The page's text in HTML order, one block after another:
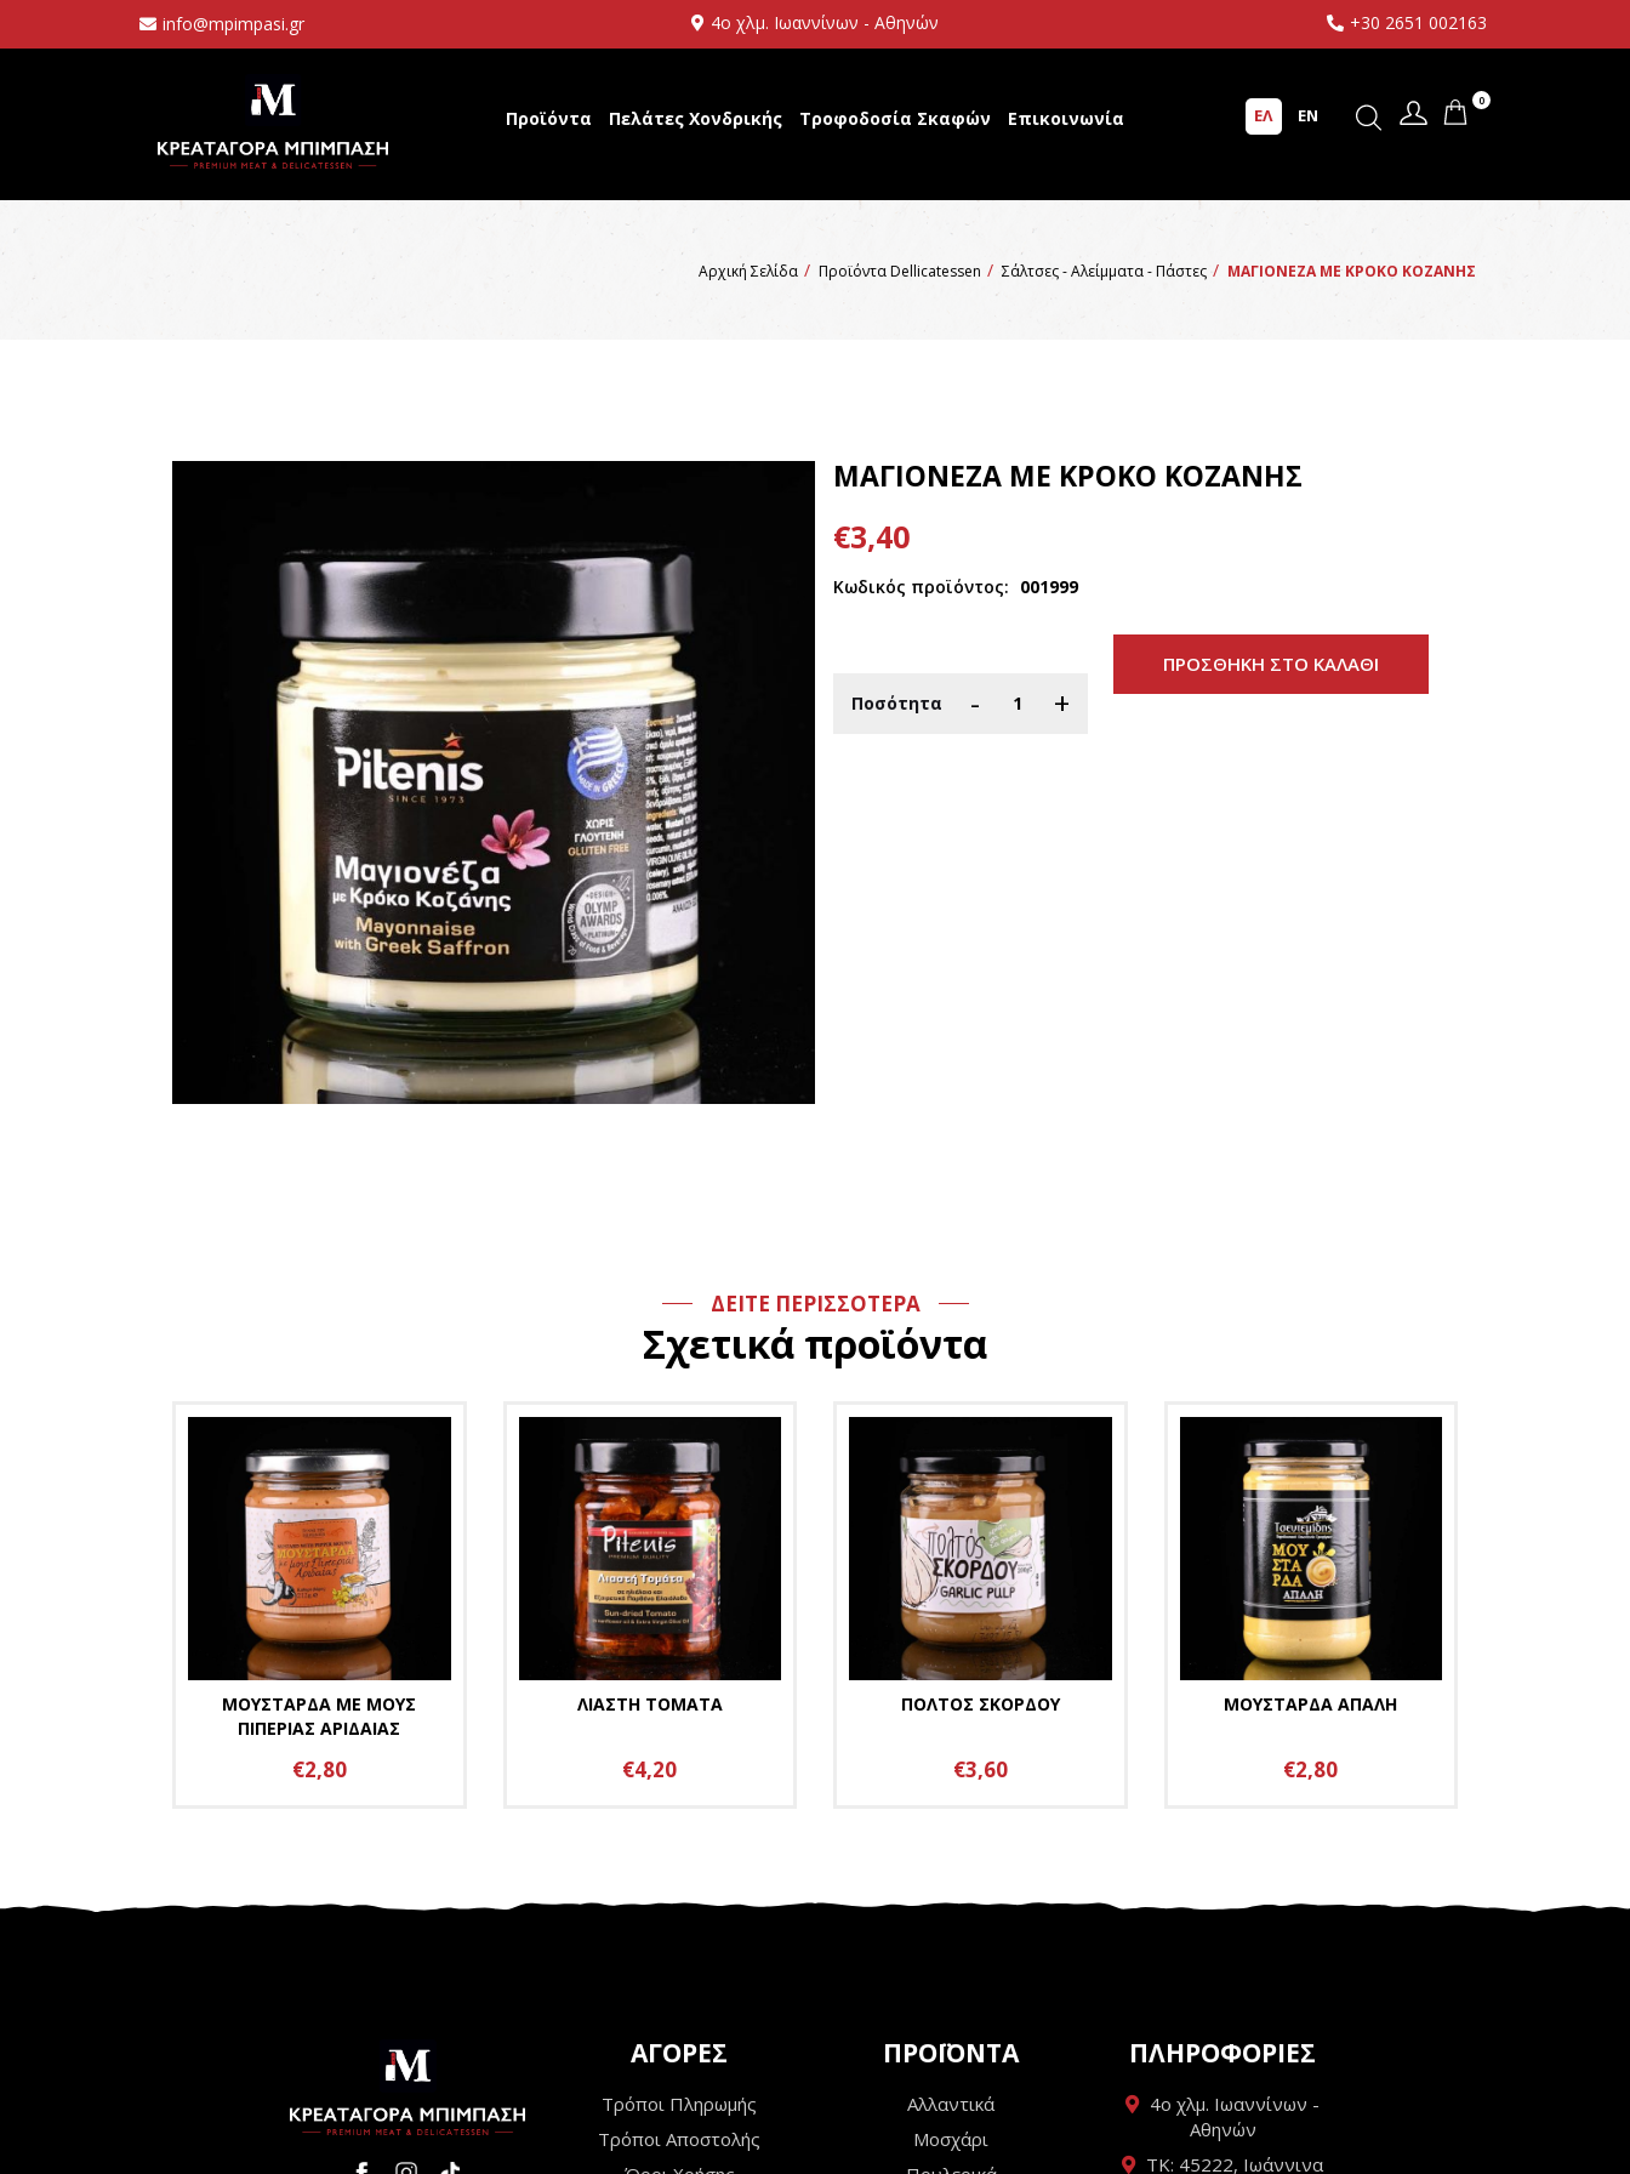
info@mpimpasi.gr 4ο χλμ. Ιωαννίνων - Αθηνών +30 2651 002163
Προϊόντα Πελάτες Χονδρικής Τροφοδοσία Σκαφών Επικοινωνία ΕΛ EN
0
Αρχική Σελίδα Προϊόντα Dellicatessen Σάλτσες - Αλείμματα - Πάστες ΜΑΓΙΟΝΕΖΑ ΜΕ ΚΡΟΚΟ ΚΟΖΑΝΗΣ
ΜΑΓΙΟΝΕΖΑ ΜΕ ΚΡΟΚΟ ΚΟΖΑΝΗΣ
€3,40
Κωδικός προϊόντος: 001999
Ποσότητα - +
ΔΕΙΤΕ ΠΕΡΙΣΣΟΤΕΡΑ
Σχετικά προϊόντα
ΜΟΥΣΤΑΡΔΑ ΜΕ ΜΟΥΣ
ΠΙΠΕΡΙΑΣ ΑΡΙΔΑΙΑΣ
€2,80
ΛΙΑΣΤΗ ΤΟΜΑΤΑ
€4,20
ΠΟΛΤΟΣ ΣΚΟΡΔΟΥ
€3,60
ΜΟΥΣΤΑΡΔΑ ΑΠΑΛΗ
€2,80
ΑΓΟΡΕΣ
Τρόποι Πληρωμής
Τρόποι Αποστολής
ΠΡΟΪΟΝΤΑ
Αλλαντικά
Μοσχάρι
ΠΛΗΡΟΦΟΡΙΕΣ
4ο χλμ. Ιωαννίνων -
Αθηνών
ΤΚ: 45222, Ιωάννινα